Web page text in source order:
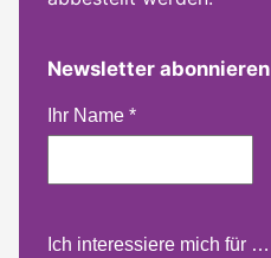
Newsletter abonnieren
Ihr Name *
Ich interessiere mich für …